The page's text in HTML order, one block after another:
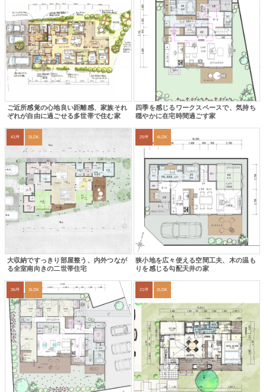
ご近所感覚の心地良い距離感、家族それ
ぞれが自由に過ごせる多世帯で住む家
四季を感じるワークスペースで、気持ち
穏やかに在宅時間過ごす家
41坪 3LDK
大収納ですっきり部屋整う、内外つなが
る全室南向きの二世帯住宅
25坪 4LDK
狭小地を広々使える空間工夫、木の温も
りを感じる勾配天井の家
36坪 3LDK 21坪 2LDK